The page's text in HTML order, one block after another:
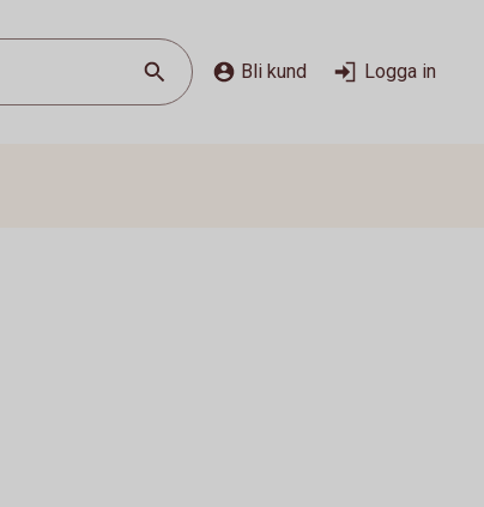
Bli kund Logga in